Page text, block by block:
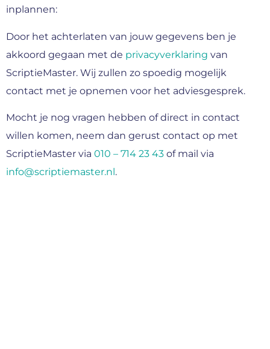
inplannen:
Door het achterlaten van jouw gegevens ben je
akkoord gegaan met de privacyverklaring van
ScriptieMaster. Wij zullen zo spoedig mogelijk
contact met je opnemen voor het adviesgesprek.
Mocht je nog vragen hebben of direct in contact
willen komen, neem dan gerust contact op met
ScriptieMaster via 010 – 714 23 43 of mail via
info@scriptiemaster.nl.